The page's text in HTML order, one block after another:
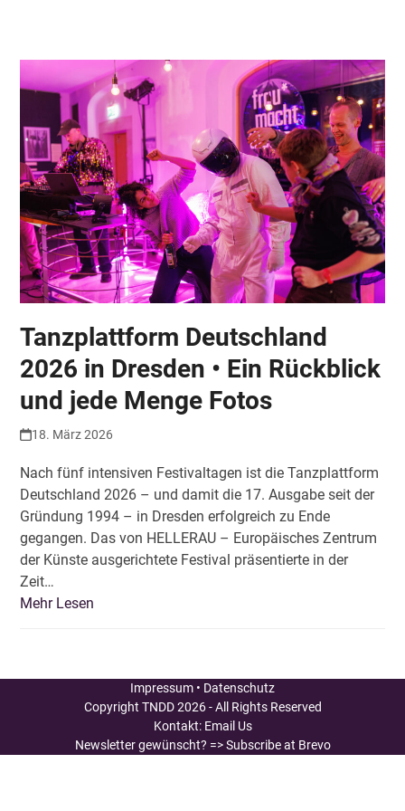
menu
menu
Tanzplattform Deutschland
2026 in Dresden • Ein Rückblick
und jede Menge Fotos
18. März 2026
Nach fünf intensiven Festivaltagen ist die Tanzplattform
Deutschland 2026 – und damit die 17. Ausgabe seit der
Gründung 1994 – in Dresden erfolgreich zu Ende
gegangen. Das von HELLERAU – Europäisches Zentrum
der Künste ausgerichtete Festival präsentierte in der
Zeit…
Mehr Lesen
Impressum • Datenschutz
Copyright TNDD2026 - All Rights Reserved
Kontakt: Email Us
Newsletter gewünscht? => Subscribe at Brevo